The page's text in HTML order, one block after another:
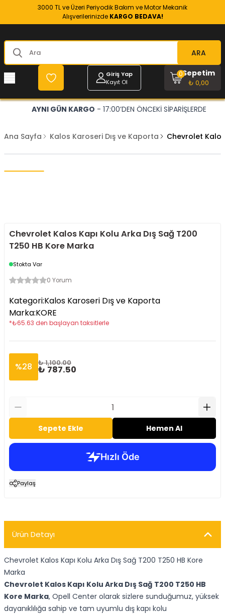
3000 TL ve Üzeri Periyodik Bakım ve Motor Mekanik
Alışverilerinizde KARGO BEDAVA!
ARA
Giriş Yap
Kayıt Ol
Sepetim
₺ 0,00
0
AYNI GÜN KARGO - 17:00’DEN ÖNCEKİ SİPARİŞLERDE
Ana Sayfa Kalos Karoseri Dış ve Kaporta Chevrolet Kalos
Chevrolet Kalos Kapı Kolu Arka Dış Sağ T200
T250 HB Kore Marka
Stokta Var
0 Yorum
Kategori:Kalos Karoseri Dış ve Kaporta
Marka:KORE
*₺65.63 den başlayan taksitlerle
%28 ₺ 1,100.00
₺ 787.50
Sepete Ekle Hemen Al
Paylaş
Ürün Detayı
Chevrolet Kalos Kapı Kolu Arka Dış Sağ T200 T250 HB Kore
Marka
Chevrolet Kalos Kapı Kolu Arka Dış Sağ T200 T250 HB
Kore Marka, Opell Center olarak sizlere sunduğumuz, yüksek
dayanıklılığa sahip ve tam uyumlu dış kapı kolu